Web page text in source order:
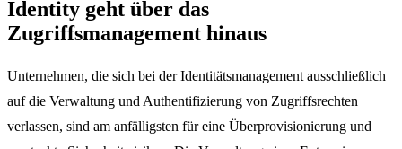
Identity geht über das
Zugriffsmanagement hinaus
Unternehmen, die sich bei der Identitätsmanagement ausschließlich
auf die Verwaltung und Authentifizierung von Zugriffsrechten
verlassen, sind am anfälligsten für eine Überprovisionierung und